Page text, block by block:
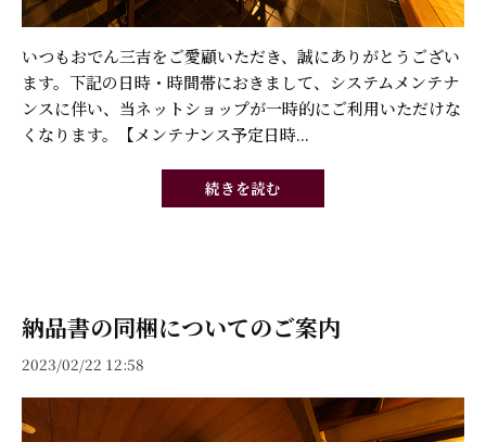
いつもおでん三吉をご愛顧いただき、誠にありがとうござい
ます。下記の日時・時間帯におきまして、システムメンテナ
ンスに伴い、当ネットショップが一時的にご利用いただけな
くなります。【メンテナンス予定日時...
続きを読む
納品書の同梱についてのご案内
2023/02/22 12:58